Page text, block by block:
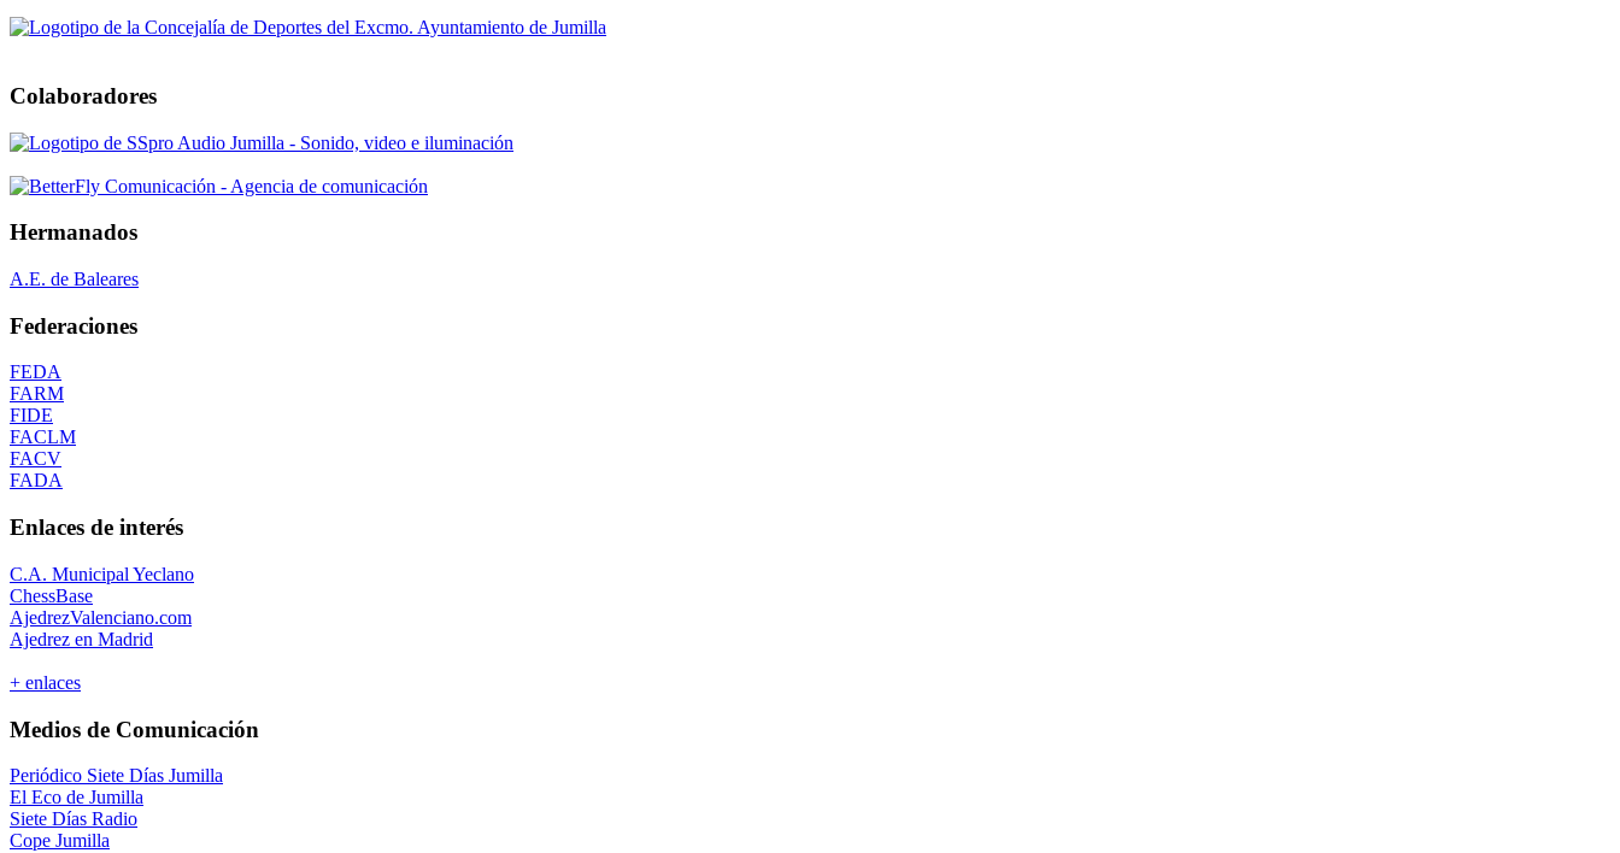
Colaboradores
Hermanados
A.E. de Baleares
Federaciones
FEDA
FARM
FIDE
FACLM
FACV
FADA
Enlaces de interés
C.A. Municipal Yeclano
ChessBase
AjedrezValenciano.com
Ajedrez en Madrid
+ enlaces
Medios de Comunicación
Periódico Siete Días Jumilla
El Eco de Jumilla
Siete Días Radio
Cope Jumilla